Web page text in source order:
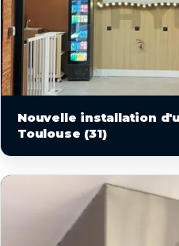
Nouvelle installation
Toulouse (31)